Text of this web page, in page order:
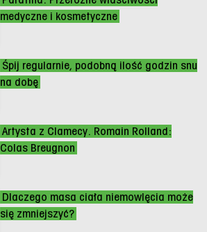
medyczne i kosmetyczne
Śpij regularnie, podobną ilość godzin snu
na dobę
Artysta z Clamecy. Romain Rolland:
Colas Breugnon
Dlaczego masa ciała niemowlęcia może
się zmniejszyć?